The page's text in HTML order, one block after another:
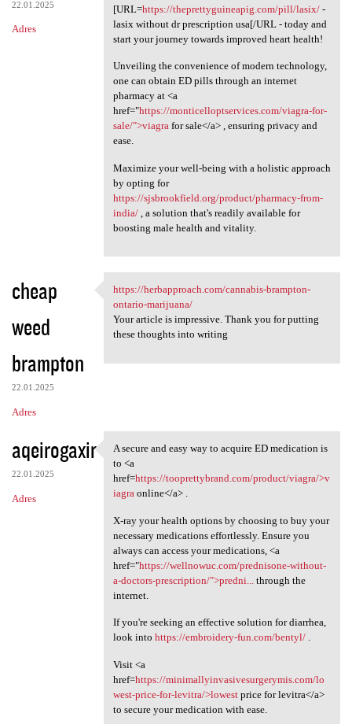
22.01.2025
Adres
[URL=https://theprettyguineapig.com/pill/lasix/-
lasix without dr prescription usa[/URL - today and
start your journey towards improved heart health!
Unveiling the convenience of modern technology,
one can obtain ED pills through an internet
pharmacy at <a
href="https://monticelloptservices.com/viagra-for-
sale/">viagrafor sale</a> , ensuring privacy and
ease.
Maximize your well-being with a holistic approach
by opting for
https://sjsbrookfield.org/product/pharmacy-from-
india/, a solution that's readily available for
boosting male health and vitality.
cheap
weed
brampton
22.01.2025
Adres
https://herbapproach.com
https://herbapproach.com/cannabis-brampton-
ontario-marijuana/
Your article is impressive. Thank you for putting
these thoughts into writing
aqeirogaxir
22.01.2025
Adres
A secure and easy way to
A secure and easy way to acquire ED medication is
to <a
href=https://tooprettybrand.com/product/viagra/>v
iagraonline</a> .
X-ray your health options by choosing to buy your
necessary medications effortlessly. Ensure you
always can access your medications, <a
href="https://wellnowuc.com/prednisone-without-
a-doctors-prescription/">predni...
through the
internet.
If you're seeking an effective solution for diarrhea,
look into https://embroidery-fun.com/bentyl/.
Visit <a
href=https://minimallyinvasivesurgerymis.com/lo
west-price-for-levitra/>lowestprice for levitra</a>
to secure your medication with ease.